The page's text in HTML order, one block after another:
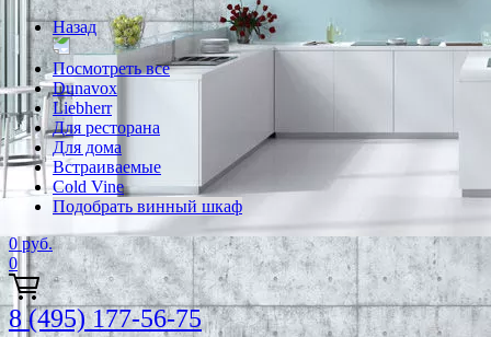
Назад
Посмотреть все
Dunavox
Liebherr
Для ресторана
Для дома
Встраиваемые
Cold Vine
Подобрать винный шкаф
0 руб.
0
8 (495) 177-56-75